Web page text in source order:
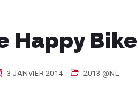
Happy
3 JANVIER 2014 2013 @NL